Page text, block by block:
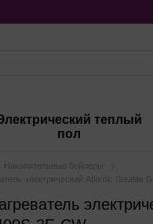
теплый
пол
Накопительные бойлеры
электрический Atlantic Steatite